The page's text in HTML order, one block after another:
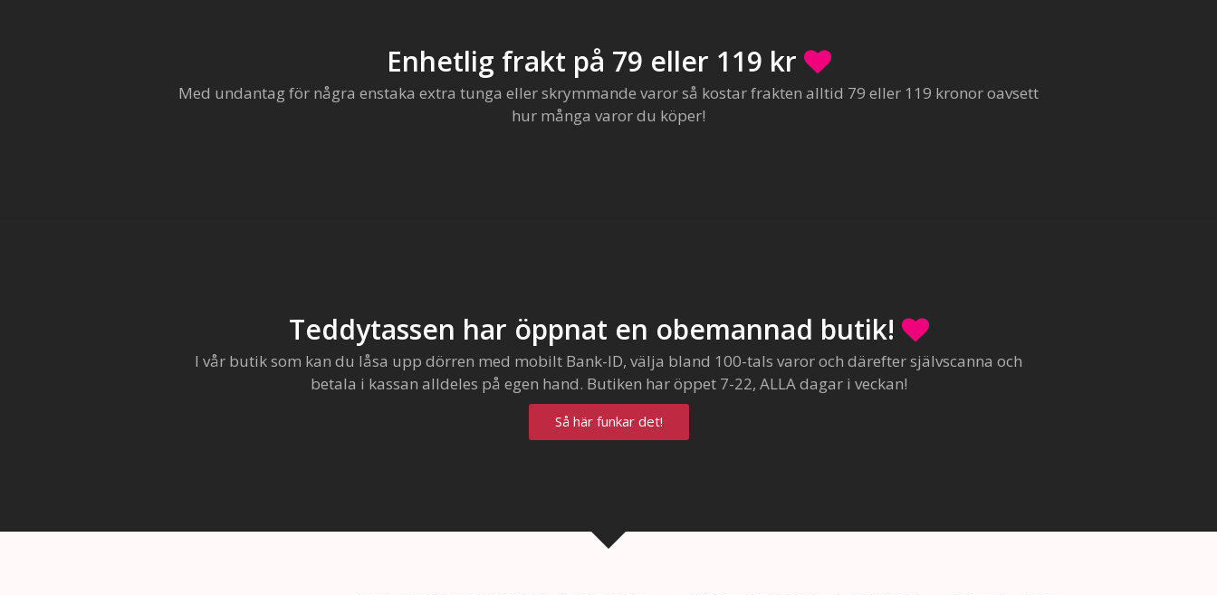
Enhetlig frakt på 79 eller 119 kr
Med undantag för några enstaka extra tunga eller skrymmande varor så kostar frakten alltid 79 eller 119 kronor oavsett
hur många varor du köper!
Teddytassen har öppnat en obemannad butik!
I vår butik som kan du låsa upp dörren med mobilt Bank-ID, välja bland 100-tals varor och därefter självscanna och
betala i kassan alldeles på egen hand. Butiken har öppet 7-22, ALLA dagar i veckan!
Så här funkar det!